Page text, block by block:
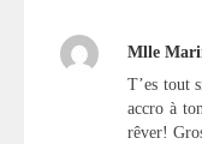
Mlle
T’es tout
accro à
rêver!